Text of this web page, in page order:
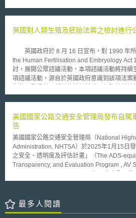
對執行單位具有拘束力，相關規定應能符合法治之要求。 但
述行政規則例示之調閱事由，如「稅務申報存
法院也發現，申訴人也無法在事後針對調閱決
方面，若申訴人依附於稅務評定書（tax
調閱行為進行爭執，由於根據義大利判決先例
足，不足以構成撤銷稅務評定書的正當理由，
此被視為訴訟上不相關的爭議，在訴訟過程中
便直接針對向民事法院請求救濟，在調閱決定
想像法院如何進行審查。 因此，法院判決最後認為，義大利法律框架賦予
了稅務機關不受約束的調閱裁量權，違反
國已完成相關整備，蓄勢待發 。 歐盟此目
歐洲開放資訊的公平競爭環境；c.從2011至
下，應開放予所有人任何目的使用；b.除了必
用；c.任何機器均可使用，以確保資料有效重
擴展指令覆蓋範圍，包含博物館與圖書館等。
的專屬公開網站，未來該網站將可連結到歐盟
英國對人類生殖及胚胎法案之檢討進行
英國政府於 8 月 16 日宣布，對 1990 年所
the Human Fertilisation and Embryology Act
討，展開公眾諮議活動，本項諮議活動將持續至
項諮議活動，源自於英國政府意識到該項法案
時代的腳步，甚至形成阻礙；有鑑於此，英國
），希望夠過公眾參與獲得各界對上述法案的
對相關科技的信心，一方面檢視該法是否仍適
為醫療目的而選取胚胎之相關管控規範、供研
線體遺傳疾病（ mitochondrial disease ）研
其網站上發表的文件指出，這項檢討希望參酌
變、國際相關科技的發展與對可確實有效之法規的需求
胎重新定義，而是將焦點放在何種胚胎適合移
員會更建議，因粒腺體遺傳疾病研究，而造成
美國國家公路交通安全管理局發布自駕
告
美國國家公路交通安全管理局（National
Administration, NHTSA）於2025年1月15日
之安全、透明度及評估計畫」（The ADS-
Transparency, and Evaluation Program , AV
自駕車安全性之公共透明度，並促進其負責任布建。 根據《國
在符合〈聯邦機動車輛安全標準〉（Federal
Standards, FMVSS）及州、地方法律的前提
最多人閱讀